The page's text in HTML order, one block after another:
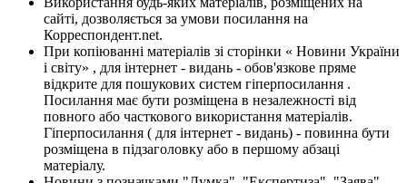
сайті, дозволяється за умови посилання на
Корреспондент.net.
При копіюванні матеріалів зі сторінки « Новини України
і світу» , для інтернет - видань - обов'язкове пряме
відкрите для пошукових систем гіперпосилання .
Посилання має бути розміщена в незалежності від
повного або часткового використання матеріалів.
Гіперпосилання ( для інтернет - видань) - повинна бути
розміщена в підзаголовку або в першому абзаці
матеріалу.